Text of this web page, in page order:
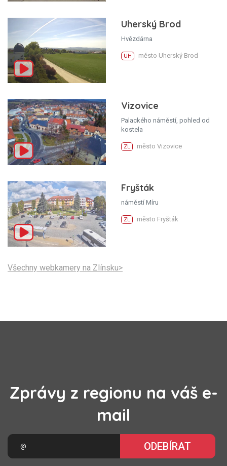
Uherský Brod
Hvězdárna
UH město Uherský Brod
Vizovice
Palackého náměstí, pohled od
kostela
ZL město Vizovice
Fryšták
náměstí Míru
ZL město Fryšták
Všechny webkamery na Zlínsku>
Zprávy z regionu na váš e-
mail
ODEBÍRAT